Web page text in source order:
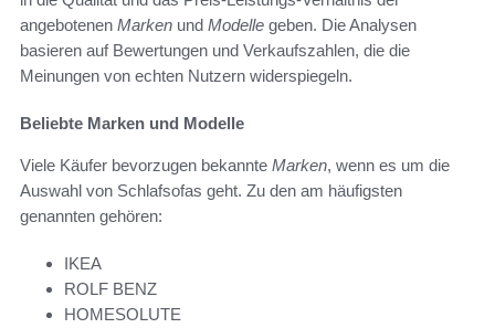
angebotenen Marken und Modelle geben. Die Analysen
basieren auf Bewertungen und Verkaufszahlen, die die
Meinungen von echten Nutzern widerspiegeln.
Beliebte Marken und Modelle
Viele Käufer bevorzugen bekannte Marken, wenn es um die
Auswahl von Schlafsofas geht. Zu den am häufigsten
genannten gehören:
IKEA
ROLF BENZ
HOMESOLUTE